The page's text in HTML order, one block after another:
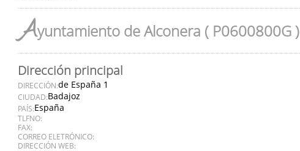
Ayuntamiento de Alconera ( P0600800G )
Dirección principal
DIRECCIÓN:de España 1
CIUDAD:Badajoz
PAÍS:España
TLFNO:
FAX:
CORREO ELETRÓNICO:
DIRECCIÓN WEB: